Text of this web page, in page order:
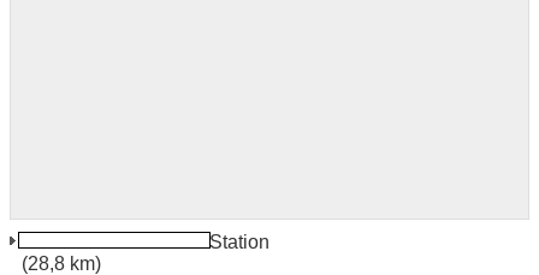
Guilin North Stazione Station
(28,8 km)